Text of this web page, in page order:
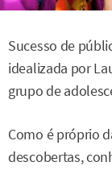
Sucesso de
idealizada por
grupo de
Como é próprio
descobertas,